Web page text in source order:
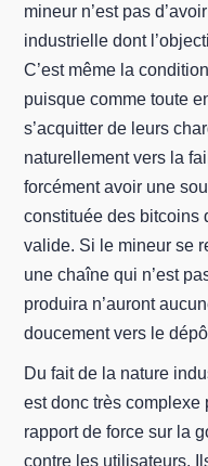
mineur n’est pas
industrielle dont
C’est même la
puisque comme toute
s’acquitter de leurs
naturellement vers la
forcément avoir une
constituée des bitcoins
valide. Si le mineur se
une chaîne qui n’est
produira n’auront
doucement vers le
Du fait de la nature
est donc très complexe
rapport de force sur la
contre les utilisateurs.